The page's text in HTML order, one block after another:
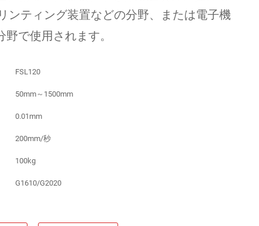
ンティング装置などの分野、または電子機
で使用されます。
FSL120
50mm～1500mm
0.01mm
200mm/秒
100kg
G1610/G2020